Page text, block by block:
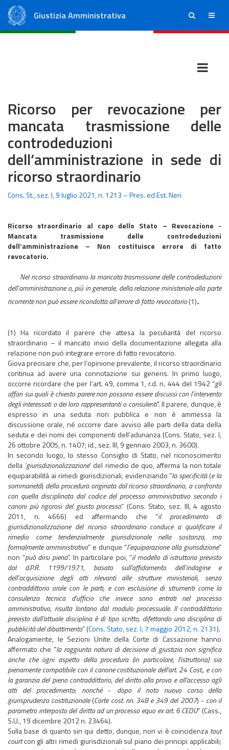
Giustizia Amministrativa ricerca menu
Ricorso per revocazione per
mancata trasmissione delle
controdeduzioni
dell’amministrazione in sede di
ricorso straordinario
Cons. St., sez. I, 9 luglio 2021, n. 1213 – Pres. ed Est. Neri
Ricorso straordinario al capo dello Stato – Revocazione -
Mancata trasmissione delle controdeduzioni
dell’amministrazione – Non costituisce errore di fatto
revocatorio.
Nel ricorso straordinario la mancata trasmissione delle controdeduzioni
dell’amministrazione o, più in generale, della relazione ministeriale alla parte
ricorrente non può essere ricondotta all’errore di fatto revocatorio(1).
(1) Ha ricordato il parere che attesa la peculiarità del ricorso
straordinario – il mancato invio della documentazione allegata alla
relazione non può integrare errore di fatto revocatorio.
Giova precisare che, per l’opinione prevalente, il ricorso straordinario
continua ad avere una connotazione sui generis. In primo luogo,
occorre ricordare che per l’art. 49, comma 1, r.d. n. 444 del 1942 “gli
affari sui quali è chiesto parere non possono essere discussi con l’intervento
degli interessati o dei loro rappresentanti o consulenti”. Il parere, dunque, è
espresso in una seduta non pubblica e non è ammessa la
discussione orale, né occorre dare avviso alle parti della data della
seduta e dei nomi dei componenti dell’adunanza (Cons. Stato, sez. I,
26 ottobre 2005, n. 1407; id., sez. III, 9 gennaio 2003, n. 3600).
In secondo luogo, lo stesso Consiglio di Stato, nel riconoscimento
della ‘giurisdizionalizzazione’ del rimedio de quo, afferma la non totale
equiparabilità ai rimedi giurisdizionali, evidenziando “la specificità(e la
sommarietà) della procedura originata dal ricorso straordinario, a confronto
con quella disciplinata dal codice del processo amministrativo secondo i
canoni più rigorosi del giusto processo” (Cons. Stato, sez. III, 4 agosto
2011, n. 4666) ed affermando che “il procedimento di
giurisdizionalizzazione del ricorso straordinario conduce a qualificare il
rimedio come tendenzialmente giurisdizionale nella sostanza, ma
formalmente amministrativo” e dunque “l’equiparazione alla giurisdizione”
non “può dirsi piena”. In particolare poi, “il modello di istruttoria previsto
dal d.P.R. 1199/1971, basato sull'affidamento dell’indagine e
dell’acquisizione degli atti rilevanti alle strutture ministeriali, senza
contraddittorio orale con le parti, e con esclusione di strumenti come la
consulenza tecnica d'ufficio che invece sono entrati nel processo
amministrativo, risulta lontano dal modulo processuale. Il contraddittorio
previsto dall'attuale disciplina è di tipo scritto, difettando una disciplina di
pubblicità del dibattimento” (Cons. Stato, sez. I, 7 maggio 2012, n. 2131).
Analogamente, le Sezioni Unite della Corte di Cassazione hanno
affermato che “la raggiunta natura di decisione di giustizia non significa
anche che ogni aspetto della procedura (in particolare, l'istruttoria) sia
pienamente compatibile con il canone costituzionale dell'art. 24 Cost., e con
la garanzia del pieno contraddittorio, del diritto alla prova e all'accesso agli
atti del procedimento; nonché- dopo il noto nuovo corso della
giurisprudenza costituzionale(Corte cost. nn. 348 e 349 del 2007) -con il
parametro interposto del diritto ad un processo equo ex art. 6 CEDU” (Cass.,
S.U., 19 dicembre 2012 n. 23464).
Sulla base di quanto sin qui detto, dunque, non vi è coincidenza tout
courtcon gli altri rimedi giurisdizionali sul piano dei principi applicabili;